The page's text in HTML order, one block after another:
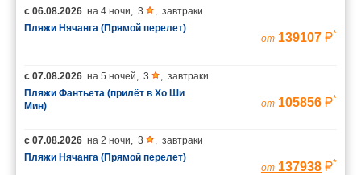
с 06.08.2026 на 4 ночи, 3 , завтраки
Пляжи Нячанга (Прямой перелет)
от 139107 *
с 07.08.2026 на 5 ночей, 3 , завтраки
Пляжи Фантьета (прилёт в Хо Ши
Мин)
от 105856 *
с 07.08.2026 на 2 ночи, 3 , завтраки
Пляжи Нячанга (Прямой перелет)
от 137938 *